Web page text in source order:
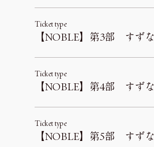
Ticket type
【NOBLE】第3部 すずな
Ticket type
【NOBLE】第4部 すずな
Ticket type
【NOBLE】第5部 すずな